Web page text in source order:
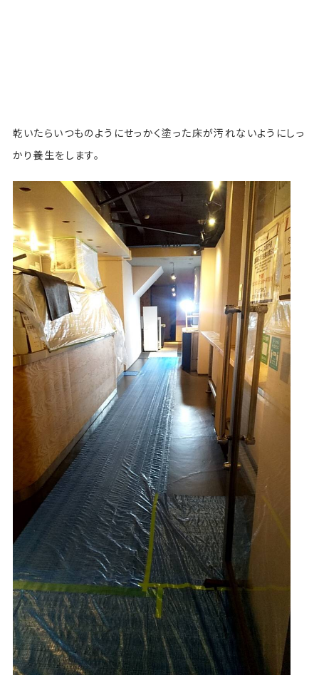
乾いたらいつものようにせっかく塗った床が汚れないようにしっ
かり養生をします。